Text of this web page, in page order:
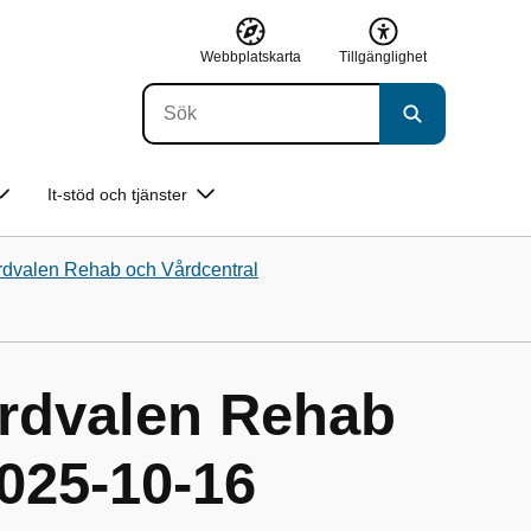
Webbplatskarta Tillgänglighet
It-stöd och tjänster
Rehab och Vårdcentral
Rehab
10-16